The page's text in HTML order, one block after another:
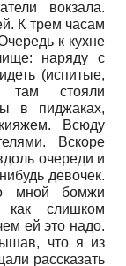
вокзала.
К трем часам
к кухне
наряду с
(испитые,
там стояли
в пиджаках,
Всюду
Вскоре
очереди и
девочек.
мной бомжи
как слишком
ей это надо.
что я из
рассказать